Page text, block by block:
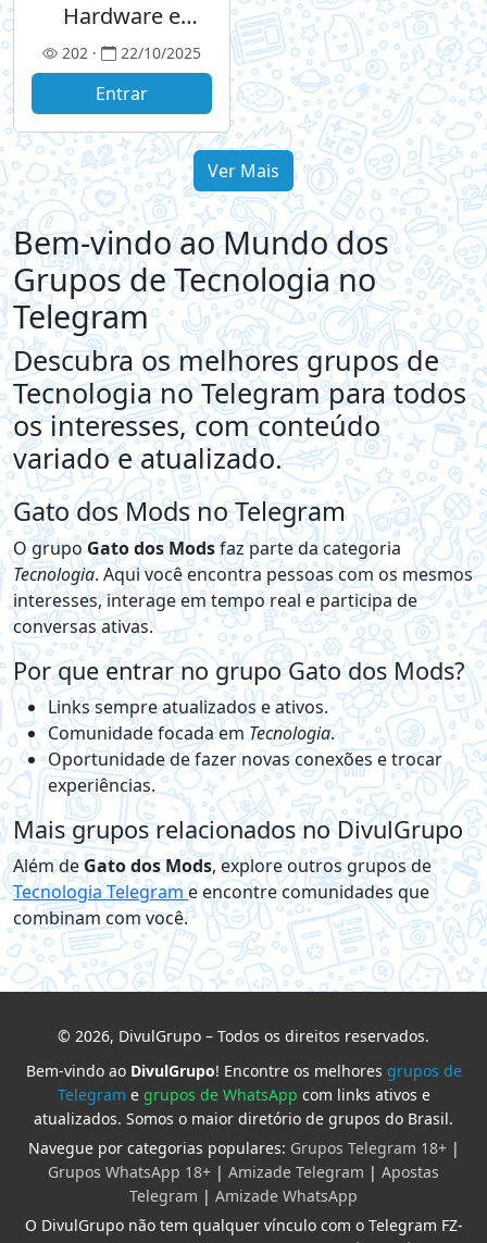
Hardware e
Celulares
202 · 22/10/2025
Entrar
Ver Mais
Bem-vindo ao Mundo dos
Grupos de Tecnologia no
Telegram
Descubra os melhores grupos de
Tecnologia no Telegram para todos
os interesses, com conteúdo
variado e atualizado.
Gato dos Mods no Telegram
O grupoGato dos Modsfaz parte da categoria
Tecnologia. Aqui você encontra pessoas com os mesmos
interesses, interage em tempo real e participa de
conversas ativas.
Por que entrar no grupo Gato dos Mods?
Links sempre atualizados e ativos.
Comunidade focada emTecnologia.
Oportunidade de fazer novas conexões e trocar
experiências.
Mais grupos relacionados no DivulGrupo
Além deGato dos Mods, explore outros grupos de
Tecnologia Telegrame encontre comunidades que
combinam com você.
© 2026, DivulGrupo – Todos os direitos reservados.
Bem-vindo ao DivulGrupo! Encontre os melhores grupos de
Telegram e grupos de WhatsApp com links ativos e
atualizados. Somos o maior diretório de grupos do Brasil.
Navegue por categorias populares: Grupos Telegram 18+|
Grupos WhatsApp 18+ | Amizade Telegram | Apostas
Telegram | Amizade WhatsApp
O DivulGrupo não tem qualquer vínculo com o Telegram FZ-